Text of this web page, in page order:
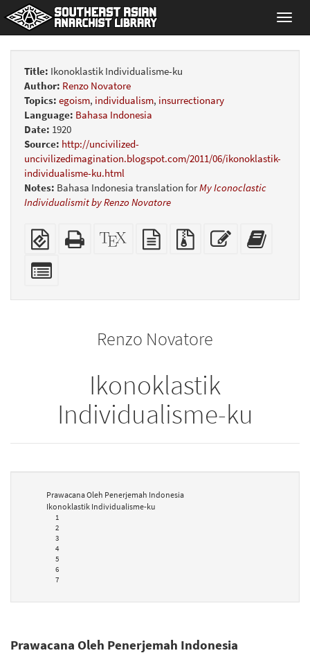
Title: Ikonoklastik Individualisme-ku
Author: Renzo Novatore
Topics: egoism, individualism, insurrectionary
Language: Bahasa Indonesia
Date: 1920
Source: http://uncivilized-
uncivilizedimagination.blogspot.com/2011/06/ikonoklastik-
individualisme-ku.html
Notes: Bahasa Indonesia translation forMy Iconoclastic
Individualismit by Renzo Novatore
EPUB
(for
Standalone
HTML
XeLaTeX
source
plain
text
Source
files
Edit
this
bookbuilderRenzo Novatore
Ikonoklastik
Individualisme-ku
Prawacana Oleh Penerjemah Indonesia
Ikonoklastik Individualisme-ku
1
2
3
4
5
6
7
Prawacana Oleh Penerjemah Indonesia